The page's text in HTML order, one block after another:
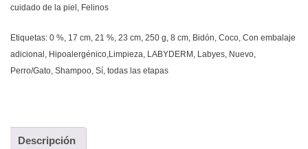
cuidado de la piel, Felinos
Etiquetas: 0 %, 17 cm, 21 %, 23 cm, 250 g, 8 cm, Bidón, Coco, Con embalaje
adicional, Hipoalergénico,Limpieza, LABYDERM, Labyes, Nuevo,
Perro/Gato, Shampoo, Sí, todas las etapas
Descripción